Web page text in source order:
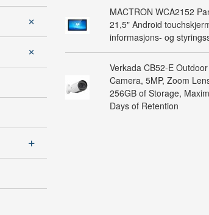
MACTRON WCA2152
21,5" Android
informasjons- og
Verkada CB52-E
Camera, 5MP, Zoom
256GB of Storage,
Days of Retention